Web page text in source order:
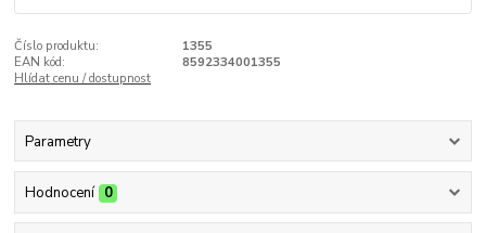
Číslo produktu:
1355
EAN kód:
8592334001355
Hlídat cenu / dostupnost
Parametry
Hodnocení 0